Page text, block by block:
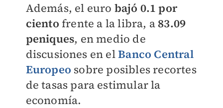
Además, el euro bajó 0.1 por
ciento frente a la libra, a 83.09
peniques, en medio de
discusiones en elBanco Central
Europeo sobre posibles recortes
de tasas para estimular la
economía.